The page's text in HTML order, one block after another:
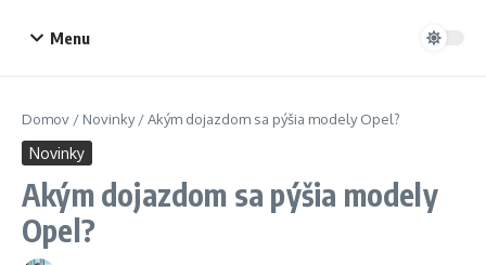
Menu
Domov / Novinky/Akým dojazdom sa pýšia modely Opel?
Novinky
Akým dojazdom sa pýšia modely
Opel?